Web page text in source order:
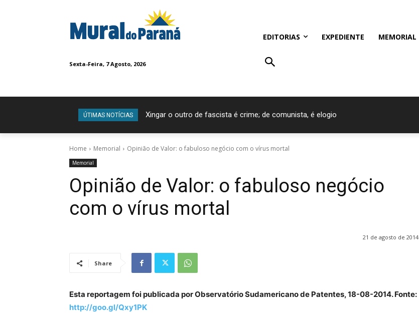
Sexta-Feira, 7 Agosto, 2026
EDITORIAS EXPEDIENTE MEMORIAL
ÚTIMAS NOTÍCIAS Xingar o outro de fascista é crime; de comunista, é elogio
Home Memorial Opinião de Valor: o fabuloso negócio com o vírus mortal
Memorial
Opinião de Valor: o fabuloso negócio
com o vírus mortal
21 de agosto de 2014
Share
Esta reportagem foi publicada por Observatório Sudamericano de Patentes, 18-08-2014. Fonte:
http://goo.gl/Qxy1PK